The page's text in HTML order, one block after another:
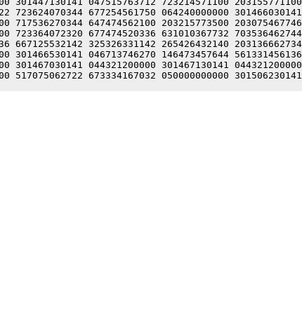
723624070344 677254561750 064240000000 301466030141
717536270344 647474562100 203215773500 203075467746
723364072320 677474520336 631010367732 703536462744
667125532142 325326331142 265426432140 203136662734
301466530141 046713746270 146473457644 561331456136
301467030141 044321200000 301467130141 044321200000
517075062722 673334167032 050000000000 301506230141